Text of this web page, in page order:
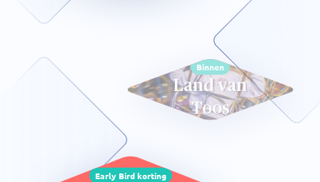
Binnen
Land van
Toos
Early Bird korting